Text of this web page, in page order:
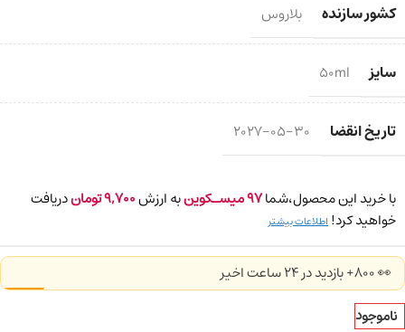
کشور سازنده بلاروس
سایز 50ml
تاریخ انقضا 2027-05-30
با خرید این محصول،شما97میسـکوینبه ارزش9,700توماندریافت
خواهید کرد! اطلاعات بیشتر
👀 800+ بازدید در ۲۴ ساعت اخیر
ناموجود